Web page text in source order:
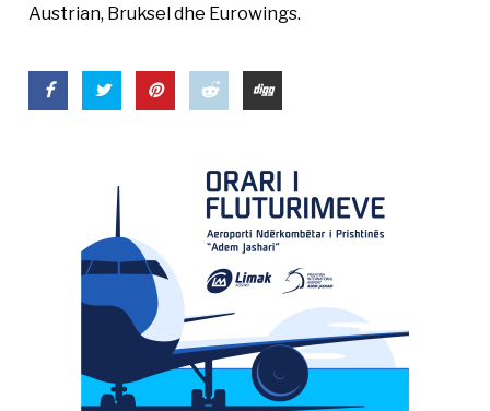
Austrian, Bruksel dhe Eurowings.